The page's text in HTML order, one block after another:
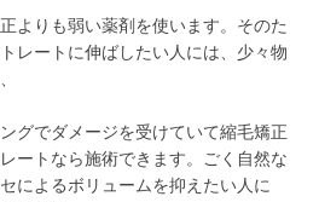
よりも弱い薬剤を使います。そのた
レートに伸ばしたい人には、少々物
グでダメージを受けていて縮毛矯正
ートなら施術できます。ごく自然な
によるボリュームを抑えたい人に